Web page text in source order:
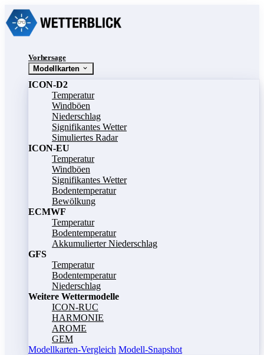
Vorhersage
Modellkarten
ICON-D2
Temperatur
Windböen
Niederschlag
Signifikantes Wetter
Simuliertes Radar
ICON-EU
Temperatur
Windböen
Signifikantes Wetter
Bodentemperatur
Bewölkung
ECMWF
Temperatur
Bodentemperatur
Akkumulierter Niederschlag
GFS
Temperatur
Bodentemperatur
Niederschlag
Weitere Wettermodelle
ICON-RUC
HARMONIE
AROME
GEM
Modellkarten-Vergleich Modell-Snapshot